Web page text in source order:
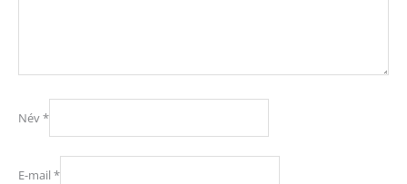
Név*
E-mail *